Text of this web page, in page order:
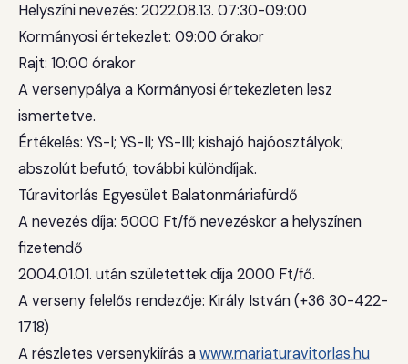
Helyszíni nevezés: 2022.08.13. 07:30-09:00
Kormányosi értekezlet: 09:00 órakor
Rajt: 10:00 órakor
A versenypálya a Kormányosi értekezleten lesz
ismertetve.
Értékelés: YS-I; YS-II; YS-III; kishajó hajóosztályok;
abszolút befutó; további különdíjak.
Túravitorlás Egyesület Balatonmáriafürdő
A nevezés díja: 5000 Ft/fő nevezéskor a helyszínen
fizetendő
2004.01.01. után születettek díja 2000 Ft/fő.
A verseny felelős rendezője: Király István (+36 30-422-
1718)
A részletes versenykiírás awww.mariaturavitorlas.hu